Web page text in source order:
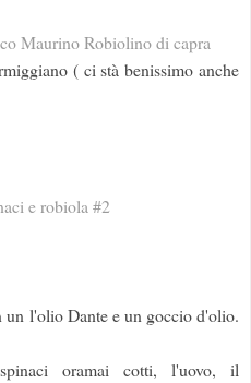
Maurino Robiolino di capra
( ci stà benissimo anche
un l'olio Dante e un goccio d'olio.
oramai cotti, l'uovo, il